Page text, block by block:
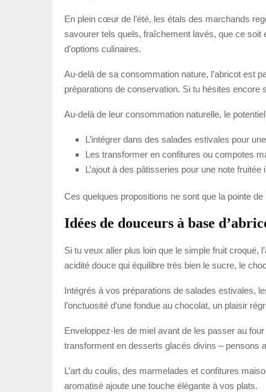
En plein cœur de l’été, les étals des marchands
savourer tels quels, fraîchement lavés, que ce
d’options culinaires.
Au-delà de sa consommation nature, l’abricot est
préparations de conservation. Si tu hésites encore
Au-delà de leur consommation naturelle, le
L’intégrer dans des salades estivales pour
Les transformer en confitures ou compotes
L’ajout à des pâtisseries pour une note fruitée
Ces quelques propositions ne sont que la pointe de
Idées de douceurs à base
Si tu veux aller plus loin que le simple fruit croqué,
acidité douce qui équilibre très bien le sucre, le
Intégrés à vos préparations de salades estivales,
l’onctuosité d’une fondue au chocolat, un plaisir
Enveloppez-les de miel avant de les passer au
transforment en desserts glacés divins – pensons
L’art du coulis, des marmelades et confitures
aromatisé ajoute une touche élégante à vos plats.